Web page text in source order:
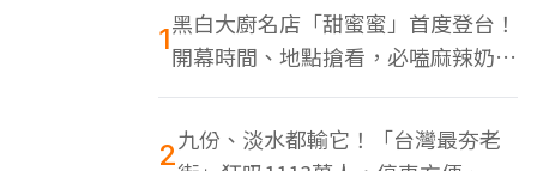
1黑白大廚名店「甜蜜蜜」首度登台！
開幕時間、地點搶看，必嗑麻辣奶油
蝦
2九份、淡水都輸它！「台灣最夯老